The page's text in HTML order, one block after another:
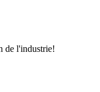
de l'industrie!